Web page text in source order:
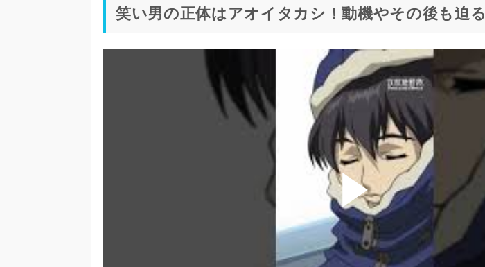
笑い男の正体はアオイタカシ！動機やその後も迫る